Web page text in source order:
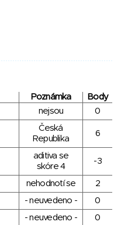
Poznámka
Body
nejsou 0
Česká
Republika
6
aditiva se
skóre 4
-3
nehodnotí se
2
- neuvedeno -
0
- neuvedeno -
0